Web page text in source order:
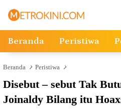
Beranda Peristiwa
Beranda Peristiwa
Disebut – sebut Tak
Joinaldy Bilang itu